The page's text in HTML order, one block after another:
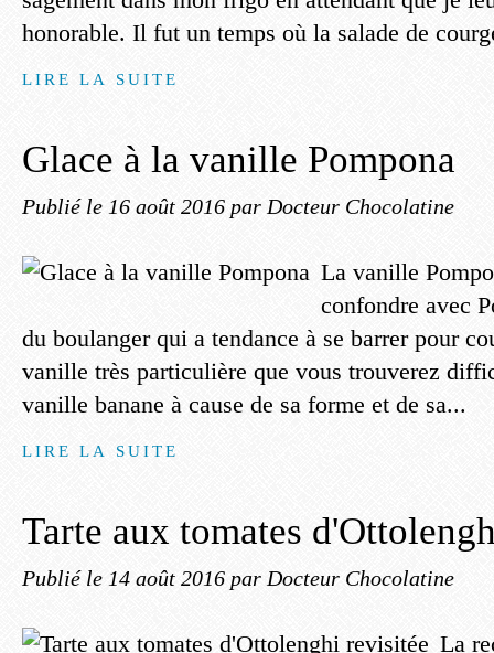
honorable. Il fut un temps où la salade de
LIRE LA SUITE
Glace à la vanille Pompona
Publié le 16 août 2016 par Docteur Chocolatine
La vanille
confondre avec
du boulanger qui a tendance à se barrer pour
vanille très particulière que vous trouverez
vanille banane à cause de sa forme et de sa...
LIRE LA SUITE
Tarte aux tomates
Publié le 14 août 2016 par Docteur Chocolatine
La